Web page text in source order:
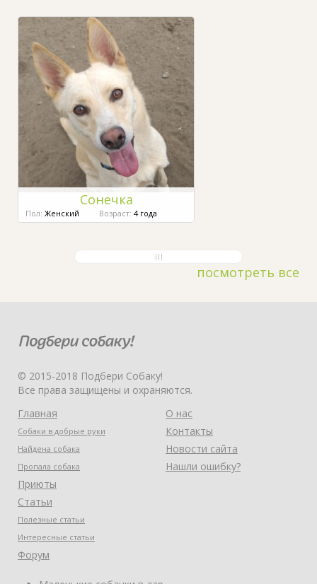
Сонечка
Пол: Женский Возраст: 4 года
посмотреть все
© 2015-2018 Подбери Собаку!
Все права защищены и охраняются.
Главная
Собаки в добрые руки
Найдена собака
Пропала собака
Приюты
Статьи
Полезные статьи
Интересные статьи
Форум
О нас
Контакты
Новости сайта
Нашли ошибку?